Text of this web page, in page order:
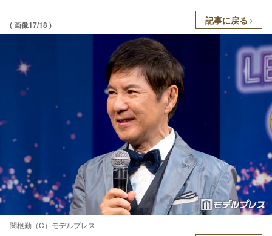
( 画像17/18 ) 記事に戻る
関根勤（C）モデルプレス